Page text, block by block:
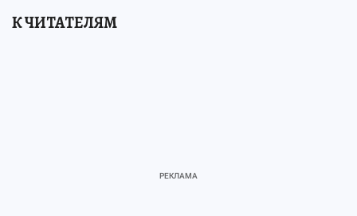
К ЧИТАТЕЛЯМ